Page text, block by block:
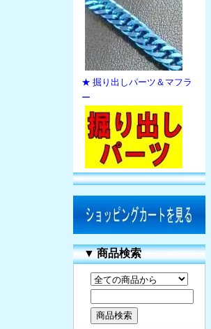
★ 掘り出しパーツ＆マフラ
ー
▼商品検索